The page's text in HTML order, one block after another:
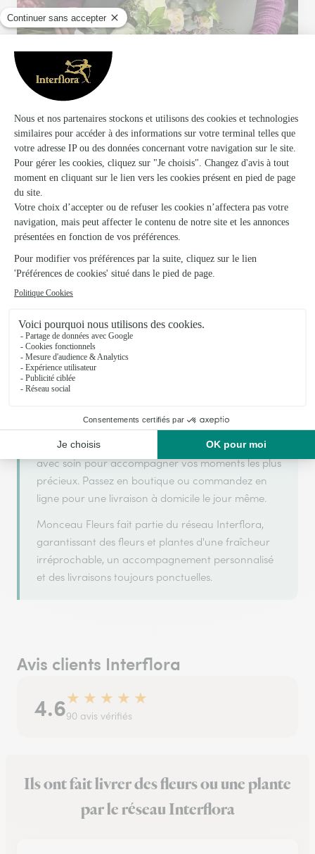
Votre fleuriste artisan à Louviers
Monceau Fleurs s'appuie sur son partenariat avec
Interflora, réseau de transmission florale de
référence, pour vous garantir un service de qualité.
Louviers. Avec un souci de fraîcheur et de
créativité, chaque composition florale est réalisée
avec soin pour accompagner vos moments les plus
précieux. Passez en boutique ou commandez en
ligne pour une livraison à domicile le jour même.
Monceau Fleurs fait partie du réseau Interflora,
garantissant des fleurs et plantes d'une fraîcheur
irréprochable, un accompagnement personnalisé
et des livraisons toujours ponctuelles.
Avis clients Interflora
4.6★ ★ ★ ★ ★
90 avis vérifiés
Ils ont fait livrer des fleurs ou une plante
par le réseau Interflora